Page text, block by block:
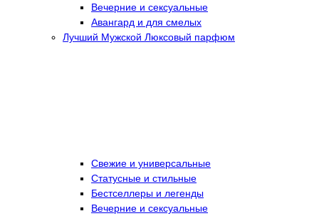
Вечерние и сексуальные
Авангард и для смелых
Лучший Мужской Люксовый парфюм
Свежие и универсальные
Статусные и стильные
Бестселлеры и легенды
Вечерние и сексуальные